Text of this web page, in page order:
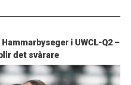
i UWCL-Q2 –
det svårare